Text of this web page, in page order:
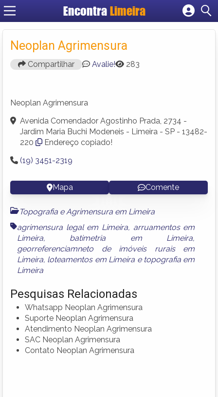
Encontra Limeira
Cadastrar empresa
Criar conta
Neoplan Agrimensura
Compartilhar Avalie! 283
Neoplan Agrimensura
Avenida Comendador Agostinho Prada, 2734 -
Jardim Maria Buchi Modeneis - Limeira - SP - 13482-
220
Endereço copiado!
(19) 3451-2319
Mapa Comente
Topografia e Agrimensura em Limeira
agrimensura legal em Limeira, arruamentos em
Limeira, batimetria em Limeira,
georreferenciamneto de imóveis rurais em
Limeira, loteamentos em Limeira e topografia em
Limeira
Pesquisas Relacionadas
Whatsapp Neoplan Agrimensura
Suporte Neoplan Agrimensura
Atendimento Neoplan Agrimensura
SAC Neoplan Agrimensura
Contato Neoplan Agrimensura